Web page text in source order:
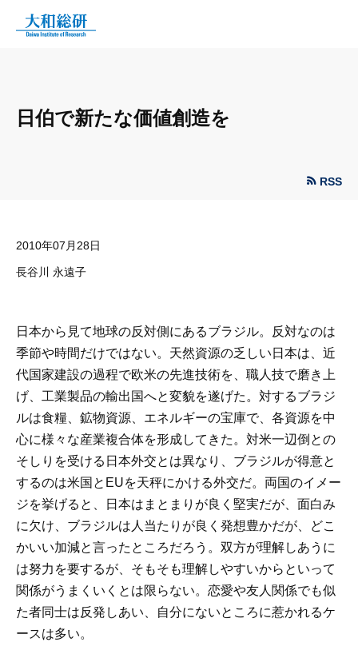
日伯で新たな価値創造を
RSS
2010年07月28日
長谷川 永遠子
日本から見て地球の反対側にあるブラジル。反対なのは
季節や時間だけではない。天然資源の乏しい日本は、近
代国家建設の過程で欧米の先進技術を、職人技で磨き上
げ、工業製品の輸出国へと変貌を遂げた。対するブラジ
ルは食糧、鉱物資源、エネルギーの宝庫で、各資源を中
心に様々な産業複合体を形成してきた。対米一辺倒との
そしりを受ける日本外交とは異なり、ブラジルが得意と
するのは米国とEUを天秤にかける外交だ。両国のイメー
ジを挙げると、日本はまとまりが良く堅実だが、面白み
に欠け、ブラジルは人当たりが良く発想豊かだが、どこ
かいい加減と言ったところだろう。双方が理解しあうに
は努力を要するが、そもそも理解しやすいからといって
関係がうまくいくとは限らない。恋愛や友人関係でも似
た者同士は反発しあい、自分にないところに惹かれるケ
ースは多い。